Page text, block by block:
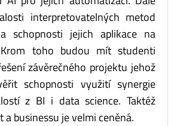
interpretovatelných metod
schopnosti jejich aplikace na
toho budou mít studenti
závěrečného projektu jehož
schopnosti využití synergie
z BI i data science. Taktéž
a businessu je velmi ceněná.